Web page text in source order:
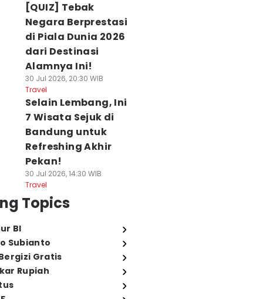
[QUIZ] Tebak
Negara Berprestasi
di Piala Dunia 2026
dari Destinasi
Alamnya Ini!
30 Jul 2026, 20:30 WIB
Travel
Selain Lembang, Ini
7 Wisata Sejuk di
Bandung untuk
Refreshing Akhir
Pekan!
30 Jul 2026, 14:30 WIB
Travel
Topics
BI
Subianto
Gratis
Rupiah